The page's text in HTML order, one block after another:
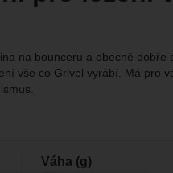
na bounceru a obecně
vše co Grivel vyrábí. Má pro
Váha (g)